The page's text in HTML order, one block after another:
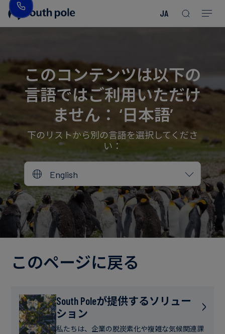
JA
役
員
紹
介
所
地
誠
実
へ
り
み
ァ
ッ
シ
ョ
ン
エ
ル
ギ
ー・
電
ガ
ス
食
飲
ク
ト
を
見
る
レ
ポ
ー
ト
後
イ
ベ
ン
ト
ブ
ロ
ー
Read more
Read more
Read more
Read more
Read more
Read more
Read more
Read more
Read more Read more
このコンテンツは以下の
言語ではご利用いただけ
ません： ‘日本語’
下のリストから別の言語を選択してくださ
い：
English
このページに戻る
South Poleが提供するソリュー
ション
私たちは、企業の脱炭素化や複雑な気候関連課